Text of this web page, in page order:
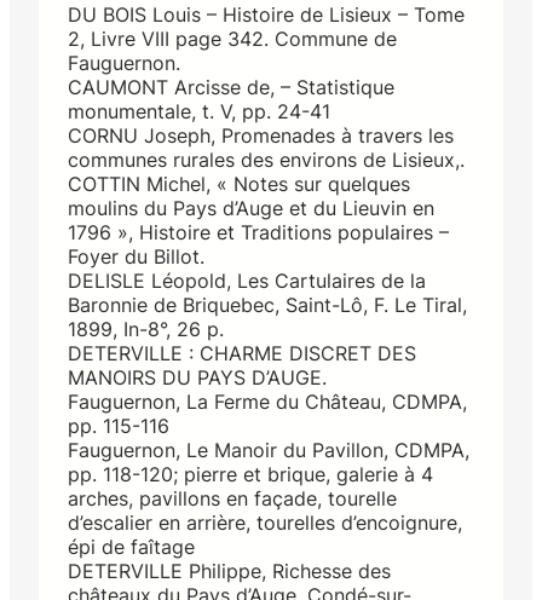
DU BOIS Louis – Histoire de Lisieux – Tome
2, Livre VIII page 342. Commune de
Fauguernon.
CAUMONT Arcisse de, – Statistique
monumentale, t. V, pp. 24-41
CORNU Joseph, Promenades à travers les
communes rurales des environs de Lisieux,.
COTTIN Michel, « Notes sur quelques
moulins du Pays d’Auge et du Lieuvin en
1796 », Histoire et Traditions populaires –
Foyer du Billot.
DELISLE Léopold, Les Cartulaires de la
Baronnie de Briquebec, Saint-Lô, F. Le Tiral,
1899, In-8°, 26 p.
DETERVILLE : CHARME DISCRET DES
MANOIRS DU PAYS D’AUGE.
Fauguernon, La Ferme du Château, CDMPA,
pp. 115-116
Fauguernon, Le Manoir du Pavillon, CDMPA,
pp. 118-120; pierre et brique, galerie à 4
arches, pavillons en façade, tourelle
d’escalier en arrière, tourelles d’encoignure,
épi de faîtage
DETERVILLE Philippe, Richesse des
châteaux du Pays d’Auge, Condé-sur-